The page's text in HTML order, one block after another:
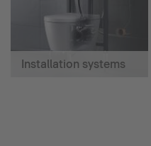
Installation systems